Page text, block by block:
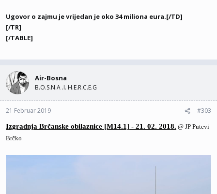
Ugovor o zajmu je vrijedan je oko 34 miliona eura.[/TD]
[/TR]
[/TABLE]
Air-Bosna
B.O.S.N.A .I. H.E.R.C.E.G
21 Februar 2019 #303
Izgradnja Brčanske obilaznice [M14.1] - 21. 02. 2018. @ JP Putevi
Brčko